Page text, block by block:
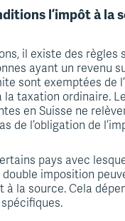
l’impôt à la
il existe des règles
ayant un revenu
sont exemptées de
taxation ordinaire.
en Suisse ne
de l’obligation de
pays avec
imposition
à la source. Cela